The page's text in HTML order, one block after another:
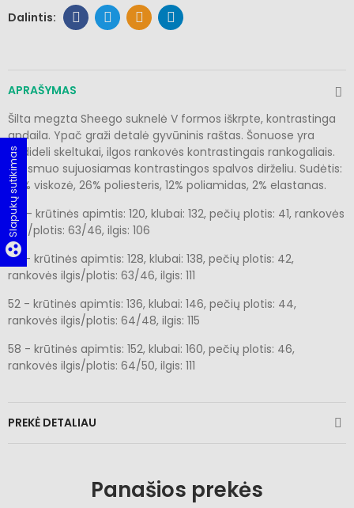
APRAŠYMAS
Šilta megzta Sheego suknelė V formos iškrpte, kontrastinga
apdaila. Ypač graži detalė gyvūninis raštas. Šonuose yra
nedideli skeltukai, ilgos rankovės kontrastingais rankogaliais.
Juosmuo sujuosiamas kontrastingos spalvos dirželiu. Sudėtis:
60% viskozė, 26% poliesteris, 12% poliamidas, 2% elastanas.
48 - krūtinės apimtis: 120, klubai: 132, pečių plotis: 41, rankovės
ilgis/plotis: 63/46, ilgis: 106
50 - krūtinės apimtis: 128, klubai: 138, pečių plotis: 42,
rankovės ilgis/plotis: 63/46, ilgis: 111
52 - krūtinės apimtis: 136, klubai: 146, pečių plotis: 44,
rankovės ilgis/plotis: 64/48, ilgis: 115
58 - krūtinės apimtis: 152, klubai: 160, pečių plotis: 46,
rankovės ilgis/plotis: 64/50, ilgis: 111
PREKĖ DETALIAU
Panašios prekės
group_work
Slapukų sutikimas